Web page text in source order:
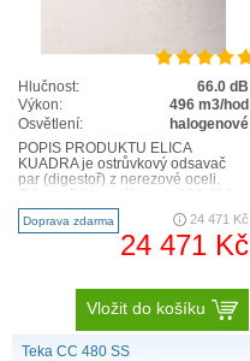
Hlučnost:
66.0 dB
Výkon:
496 m3/hod
Osvětlení:
halogenové
POPIS PRODUKTU ELICA
KUADRA je ostrůvkový odsavač
par (digestoř) z nerezové oceli.
m3/h a v intenzivním výkonu
dokonc..
Doprava zdarma 24 471 Kč
24 471 Kč
Vložit do košíku
Teka CC 480 SS